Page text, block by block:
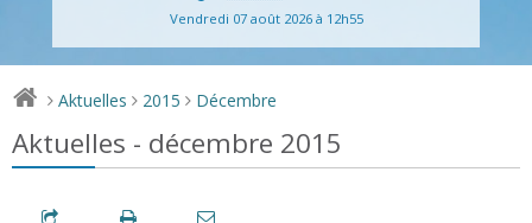
Vendredi 07 août 2026 à 12h55
> Aktuelles > 2015 > Décembre
Aktuelles - décembre 2015